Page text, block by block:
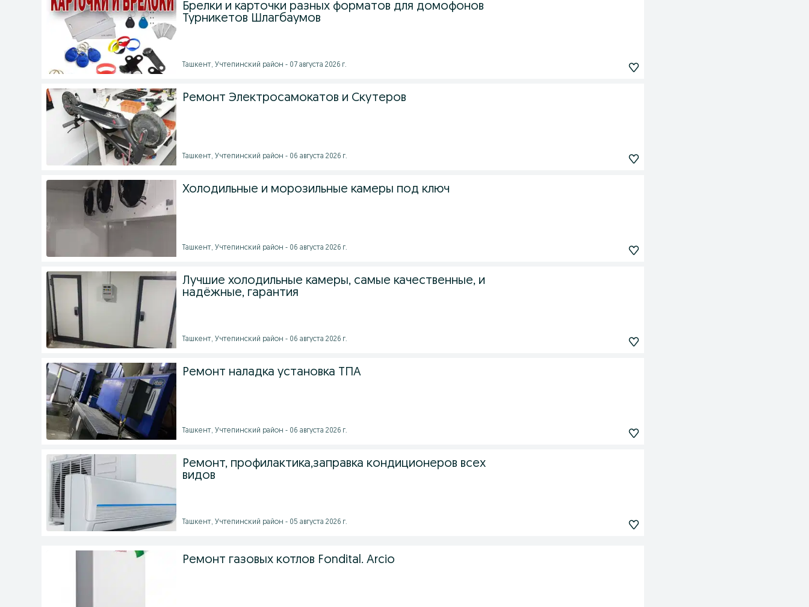
Брелки и карточки разных форматов для домофонов
Турникетов Шлагбаумов
Ташкент, Учтепинский район - 07 августа 2026 г.
Ремонт Электросамокатов и Скутеров
Ташкент, Учтепинский район - 06 августа 2026 г.
Холодильные и морозильные камеры под ключ
Ташкент, Учтепинский район - 06 августа 2026 г.
Лучшие холодильные камеры, самые качественные, и
надёжные, гарантия
Ташкент, Учтепинский район - 06 августа 2026 г.
Ремонт наладка установка ТПА
Ташкент, Учтепинский район - 06 августа 2026 г.
Ремонт, профилактика,заправка кондиционеров всех
видов
Ташкент, Учтепинский район - 05 августа 2026 г.
Ремонт газовых котлов Fondital. Arcio